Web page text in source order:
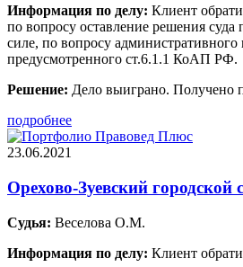
Информация по делу: Клиент
по вопросу оставление решения суда
силе, по вопросу
предусмотренного ст.6.1.1 КоАП РФ.
Решение: Дело выиграно. Получено
подробнее
23.06.2021
Орехово-Зуевский
Судья: Веселова О.М.
Информация по делу: Клиент